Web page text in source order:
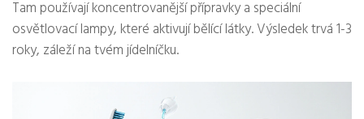
Tam používají koncentrovanější přípravky a speciální
osvětlovací lampy, které aktivují bělící látky. Výsledek trvá 1-3
roky, záleží na tvém jídelníčku.